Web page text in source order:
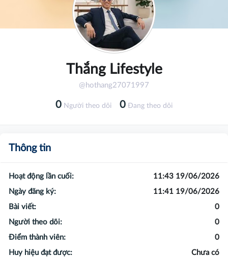
Thắng Lifestyle
@hothang27071997
0 Người theo dõi 0 Đang theo dõi
Thông tin
Hoạt động lần cuối:
11:43 19/06/2026
Ngày đăng ký:
11:41 19/06/2026
Bài viết:
0
Người theo dõi:
0
Điểm thành viên:
0
Huy hiệu đạt được:
Chưa có